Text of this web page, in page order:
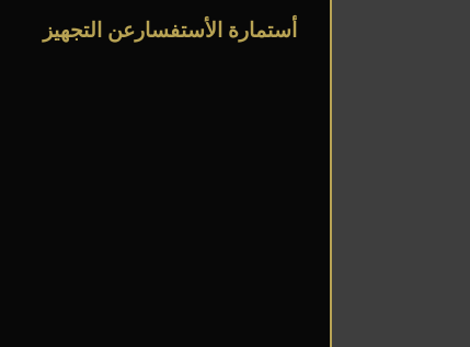
أستمارة الأستفسارعن التجهيز